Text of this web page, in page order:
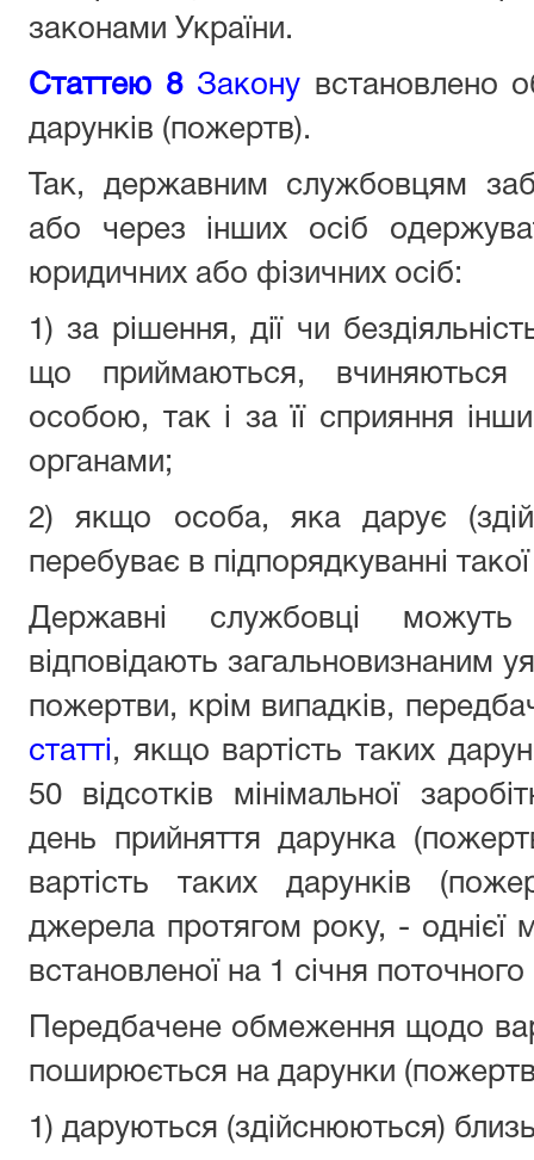
законами України.
Статтею 8Законувстановлено
дарунків (пожертв).
Так, державним службовцям
або через інших осіб
юридичних або фізичних осіб:
1) за рішення, дії чи
що приймаються, вчиняються
особою, так і за її сприяння
органами;
2) якщо особа, яка дарує
перебуває в підпорядкуванні
Державні службовці
відповідають загальновизнаним
пожертви, крім випадків,
статті, якщо вартість таких
50 відсотків мінімальної
день прийняття дарунка
вартість таких дарунків
джерела протягом року, - однієї
встановленої на 1 січня поточного
Передбачене обмеження щодо
поширюється на дарунки
1) даруються (здійснюються)